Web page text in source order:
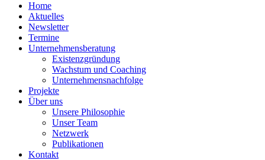
Home
Aktuelles
Newsletter
Termine
Unternehmensberatung
Existenzgründung
Wachstum und Coaching
Unternehmensnachfolge
Projekte
Über uns
Unsere Philosophie
Unser Team
Netzwerk
Publikationen
Kontakt